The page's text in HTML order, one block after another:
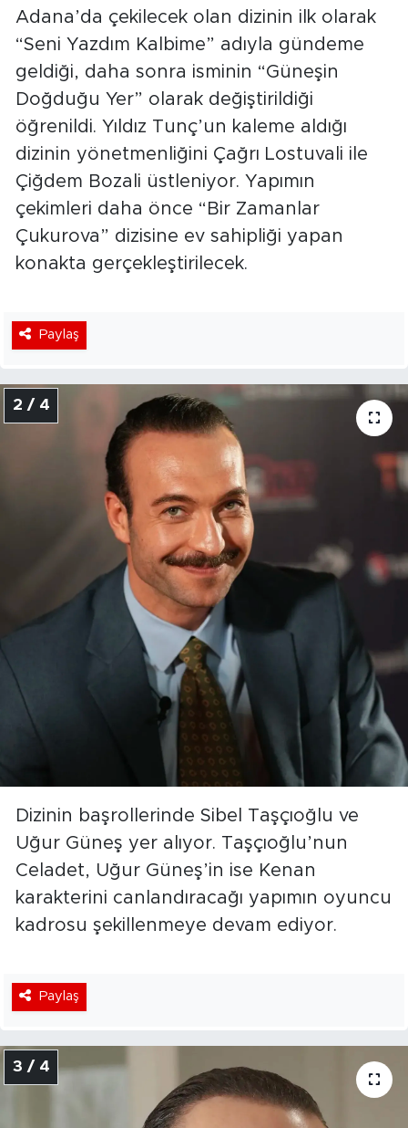
Adana’da çekilecek olan dizinin ilk olarak
“Seni Yazdım Kalbime” adıyla gündeme
geldiği, daha sonra isminin “Güneşin
Doğduğu Yer” olarak değiştirildiği
öğrenildi. Yıldız Tunç’un kaleme aldığı
dizinin yönetmenliğini Çağrı Lostuvali ile
Çiğdem Bozali üstleniyor. Yapımın
çekimleri daha önce “Bir Zamanlar
Çukurova” dizisine ev sahipliği yapan
konakta gerçekleştirilecek.
Paylaş
2 / 4
Dizinin başrollerinde Sibel Taşçıoğlu ve
Uğur Güneş yer alıyor. Taşçıoğlu’nun
Celadet, Uğur Güneş’in ise Kenan
karakterini canlandıracağı yapımın oyuncu
kadrosu şekillenmeye devam ediyor.
Paylaş
3 / 4